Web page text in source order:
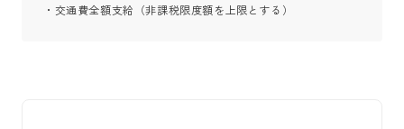
・交通費全額支給（非課税限度額を上限とする）